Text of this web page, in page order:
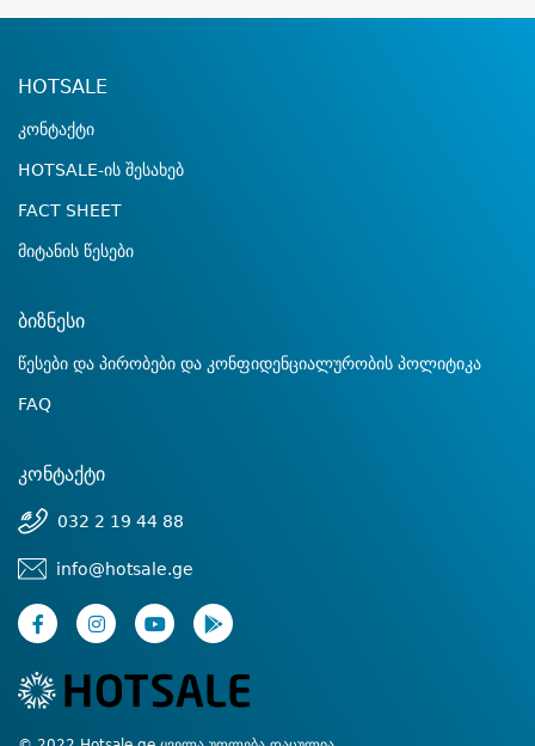
HOTSALE
კონტაქტი
HOTSALE-ის შესახებ
FACT SHEET
მიტანის წესები
ბიზნესი
წესები და პირობები და კონფიდენციალურობის პოლიტიკა
FAQ
კონტაქტი
032 2 19 44 88
info@hotsale.ge